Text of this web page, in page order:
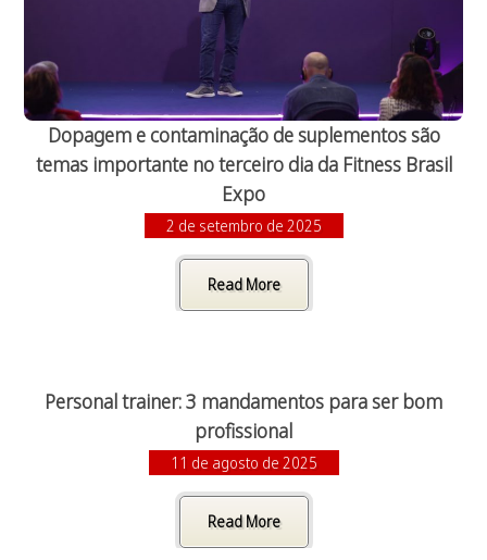
Dopagem e contaminação de suplementos são
temas importante no terceiro dia da Fitness Brasil
Expo
2 de setembro de 2025
Read More
Personal trainer: 3 mandamentos para ser bom
profissional
11 de agosto de 2025
Read More